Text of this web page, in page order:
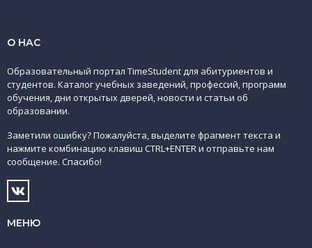
О НАС
Образовательный портал TimeStudent для абитуриентов и
студентов. Каталог учебных заведений, профессий, программ
обучения, дни открытых дверей, новости и статьи об
образовании.
Заметили ошибку? Пожалуйста, выделите фрагмент текста и
нажмите комбинацию клавиш CTRL+ENTER и отправьте нам
сообщение. Спасибо!
МЕНЮ